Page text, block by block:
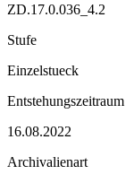
ZD.17.0.036_4.2
Stufe
Einzelstueck
Entstehungszeitraum
16.08.2022
Archivalienart